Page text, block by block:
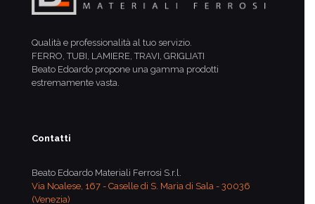
Qualità e professionalità al tuo servizio.
FERRO, TUBI, LAMIERE, TRAVI, GRIGLIATI
Beato Edoardo propone una gamma prodotti
estremamente vasta.
Contatti
Beato Edoardo Materiali Ferrosi S.r.l.
Via Noalese, 167 - Caselle di S. Maria di Sala - 30036
(Venezia)